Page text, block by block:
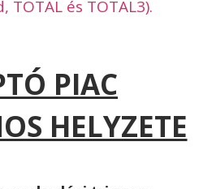
TOTAL és TOTAL3).
PIAC
HELYZETE